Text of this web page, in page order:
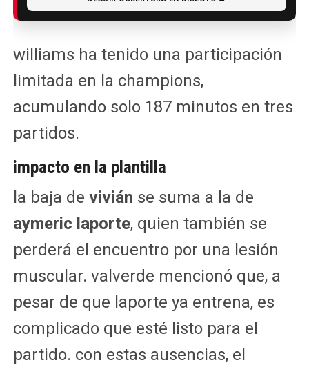
williams ha tenido una participación
limitada en la champions,
acumulando solo 187 minutos en tres
partidos.
impacto en la plantilla
la baja de vivián se suma a la de
aymeric laporte, quien también se
perderá el encuentro por una lesión
muscular. valverde mencionó que, a
pesar de que laporte ya entrena, es
complicado que esté listo para el
partido. con estas ausencias, el